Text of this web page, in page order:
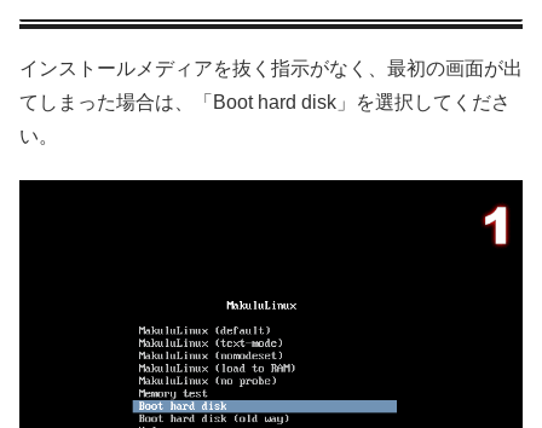
インストールメディアを抜く指示がなく、最初の画面が出
てしまった場合は、「Boot hard disk」を選択してくださ
い。